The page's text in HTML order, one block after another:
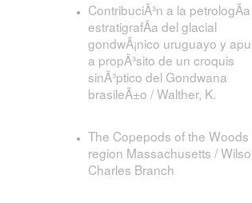
ContribuciÃ³n a la
estratigrafÃ­a del glacial
gondwÃ¡nico uruguayo y
a propÃ³sito de un croquis
sinÃ³ptico del Gondwana
brasileÃ±o / Walther, K.
The Copepods of the Woods
region Massachusetts /
Charles Branch